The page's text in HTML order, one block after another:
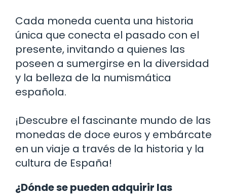
Cada moneda cuenta una historia
única que conecta el pasado con el
presente, invitando a quienes las
poseen a sumergirse en la diversidad
y la belleza de la numismática
española.
¡Descubre el fascinante mundo de las
monedas de doce euros y embárcate
en un viaje a través de la historia y la
cultura de España!
¿Dónde se pueden adquirir las